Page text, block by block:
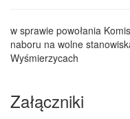
w sprawie powołania
naboru na wolne
Wyśmierzycach
Załączniki